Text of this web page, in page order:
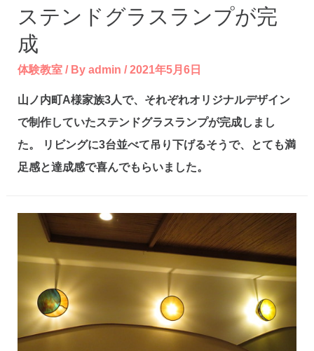
ステンドグラスランプが完
成
体験教室/ By admin /2021年5月6日
山ノ内町A様家族3人で、それぞれオリジナルデザイン
で制作していたステンドグラスランプが完成しまし
た。 リビングに3台並べて吊り下げるそうで、とても満
足感と達成感で喜んでもらいました。